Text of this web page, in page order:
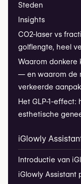
Steden
Insights
CO2-laser vs
golflengte, heel
Waarom donkere
— en waarom de
verkeerde
Het GLP-1-
esthetische
iGlowly
Introductie van
iGlowly Assistant